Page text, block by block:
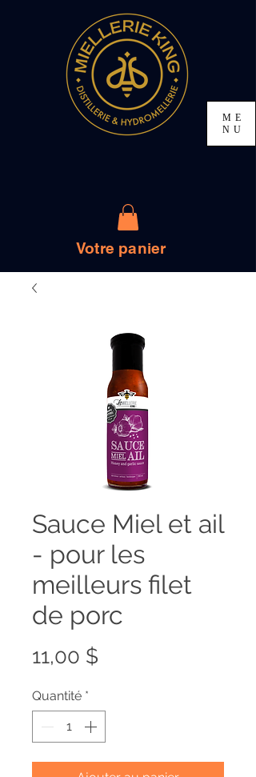
ME
NU
Votre panier
Sauce Miel et ail
- pour les
meilleurs filet
de porc
11,00 $
Quantité *